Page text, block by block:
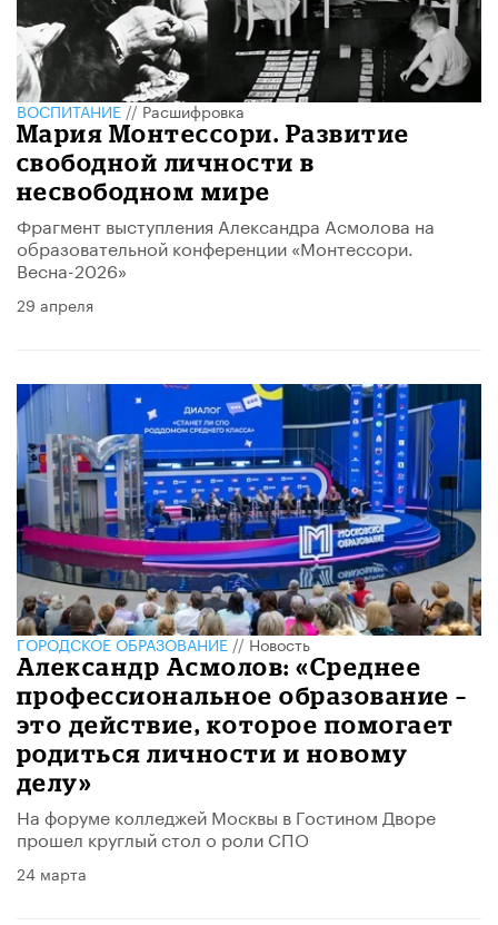
ВОСПИТАНИЕ//Расшифровка
Мария Монтессори. Развитие
свободной личности в
несвободном мире
Фрагмент выступления Александра Асмолова на
образовательной конференции «Монтессори.
Весна-2026»
29 апреля
ГОРОДСКОЕ ОБРАЗОВАНИЕ//Новость
Александр Асмолов: «Среднее
профессиональное образование –
это действие, которое помогает
родиться личности и новому
делу»
На форуме колледжей Москвы в Гостином Дворе
прошел круглый стол о роли СПО
24 марта